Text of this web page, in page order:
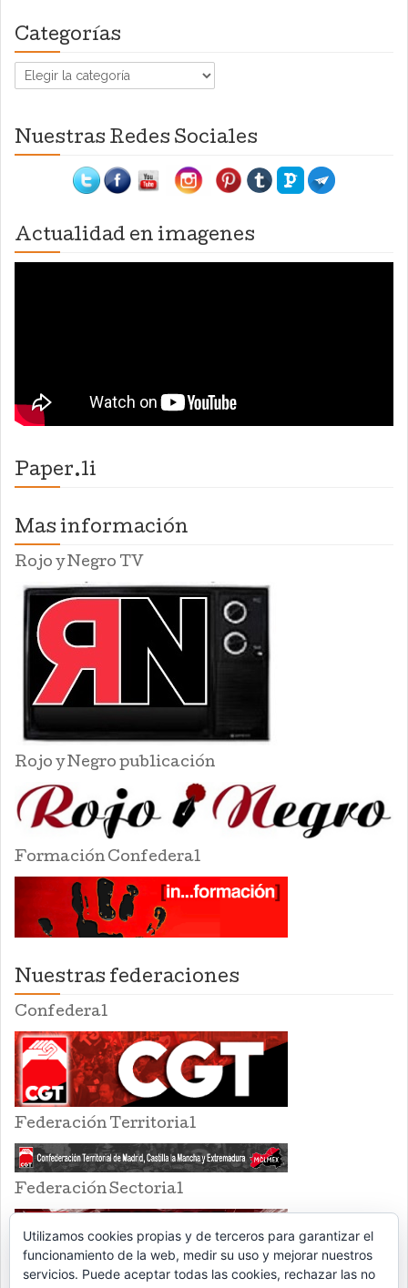
Categorías
Categorías
Nuestras Redes Sociales
Actualidad en imagenes
Paper.li
Mas información
Rojo y Negro TV
Rojo y Negro publicación
Formación Confederal
Nuestras federaciones
Confederal
Federación Territorial
Federación Sectorial
Utilizamos cookies propias y de terceros para garantizar el
funcionamiento de la web, medir su uso y mejorar nuestros
servicios. Puede aceptar todas las cookies, rechazar las no